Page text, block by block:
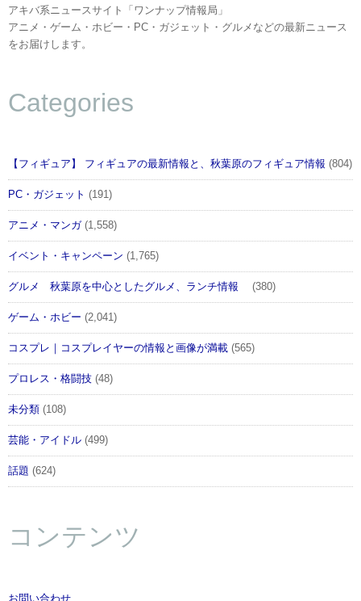
アキバ系ニュースサイト「ワンナップ情報局」
アニメ・ゲーム・ホビー・PC・ガジェット・グルメなどの最新ニュース
をお届けします。
Categories
【フィギュア】 フィギュアの最新情報と、秋葉原のフィギュア情報 (804)
PC・ガジェット (191)
アニメ・マンガ(1,558)
イベント・キャンペーン (1,765)
グルメ 秋葉原を中心としたグルメ、ランチ情報 (380)
ゲーム・ホビー (2,041)
コスプレ｜コスプレイヤーの情報と画像が満載 (565)
プロレス・格闘技 (48)
未分類 (108)
芸能・アイドル (499)
話題 (624)
コンテンツ
お問い合わせ